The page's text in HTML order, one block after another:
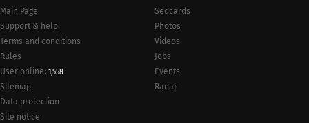
Main Page
Support & help
Terms and conditions
Rules
User online: 1,558
Sitemap
Data protection
Site notice
Sedcards
Photos
Videos
Jobs
Events
Radar